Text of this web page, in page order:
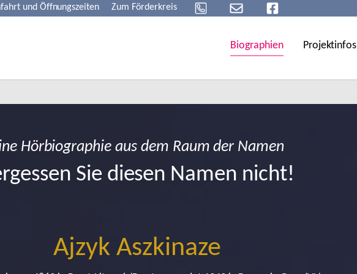
und Öffnungszeiten Zum Förderkreis
Biographien Projektinfos
Hörbiographie aus dem Raum der Namen
Sie diesen Namen nicht!
Ajzyk Aszkinaze